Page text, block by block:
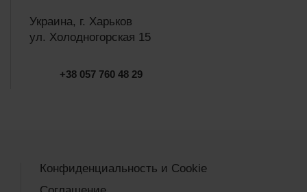
Украина, г. Харьков
ул. Холодногорская 15
+38 057 760 48 29
Конфиденциальность и Cookie